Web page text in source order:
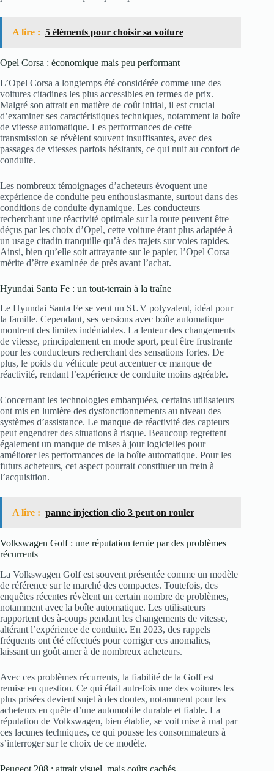
A lire : 5 éléments pour choisir sa voiture
Opel Corsa : économique mais peu performant
L’Opel Corsa a longtemps été considérée comme une des
voitures citadines les plus accessibles en termes de prix.
Malgré son attrait en matière de coût initial, il est crucial
d’examiner ses caractéristiques techniques, notamment la boîte
de vitesse automatique. Les performances de cette
transmission se révèlent souvent insuffisantes, avec des
passages de vitesses parfois hésitants, ce qui nuit au confort de
conduite.
Les nombreux témoignages d’acheteurs évoquent une
expérience de conduite peu enthousiasmante, surtout dans des
conditions de conduite dynamique. Les conducteurs
recherchant une réactivité optimale sur la route peuvent être
déçus par les choix d’Opel, cette voiture étant plus adaptée à
un usage citadin tranquille qu’à des trajets sur voies rapides.
Ainsi, bien qu’elle soit attrayante sur le papier, l’Opel Corsa
mérite d’être examinée de près avant l’achat.
Hyundai Santa Fe : un tout-terrain à la traîne
Le Hyundai Santa Fe se veut un SUV polyvalent, idéal pour
la famille. Cependant, ses versions avec boîte automatique
montrent des limites indéniables. La lenteur des changements
de vitesse, principalement en mode sport, peut être frustrante
pour les conducteurs recherchant des sensations fortes. De
plus, le poids du véhicule peut accentuer ce manque de
réactivité, rendant l’expérience de conduite moins agréable.
Concernant les technologies embarquées, certains utilisateurs
ont mis en lumière des dysfonctionnements au niveau des
systèmes d’assistance. Le manque de réactivité des capteurs
peut engendrer des situations à risque. Beaucoup regrettent
également un manque de mises à jour logicielles pour
améliorer les performances de la boîte automatique. Pour les
futurs acheteurs, cet aspect pourrait constituer un frein à
l’acquisition.
A lire : panne injection clio 3 peut on rouler
Volkswagen Golf : une réputation ternie par des problèmes
récurrents
La Volkswagen Golf est souvent présentée comme un modèle
de référence sur le marché des compactes. Toutefois, des
enquêtes récentes révèlent un certain nombre de problèmes,
notamment avec la boîte automatique. Les utilisateurs
rapportent des à-coups pendant les changements de vitesse,
altérant l’expérience de conduite. En 2023, des rappels
fréquents ont été effectués pour corriger ces anomalies,
laissant un goût amer à de nombreux acheteurs.
Avec ces problèmes récurrents, la fiabilité de la Golf est
remise en question. Ce qui était autrefois une des voitures les
plus prisées devient sujet à des doutes, notamment pour les
acheteurs en quête d’une automobile durable et fiable. La
réputation de Volkswagen, bien établie, se voit mise à mal par
ces lacunes techniques, ce qui pousse les consommateurs à
s’interroger sur le choix de ce modèle.